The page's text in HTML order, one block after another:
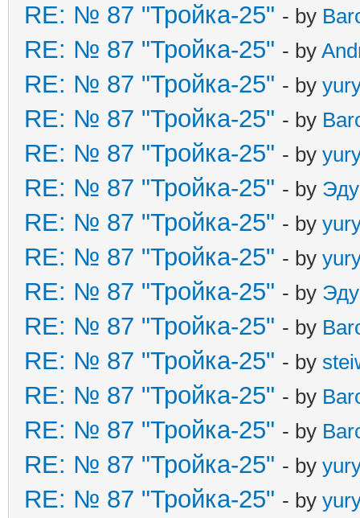
RE: № 87 "Тройка-25" - by
RE: № 87 "Тройка-25" - by
RE: № 87 "Тройка-25" - by
RE: № 87 "Тройка-25" - by
RE: № 87 "Тройка-25" - by
RE: № 87 "Тройка-25" - by
RE: № 87 "Тройка-25" - by
RE: № 87 "Тройка-25" - by
RE: № 87 "Тройка-25" - by
RE: № 87 "Тройка-25" - by
RE: № 87 "Тройка-25" - by
RE: № 87 "Тройка-25" - by
RE: № 87 "Тройка-25" - by
RE: № 87 "Тройка-25" - by
RE: № 87 "Тройка-25" - by